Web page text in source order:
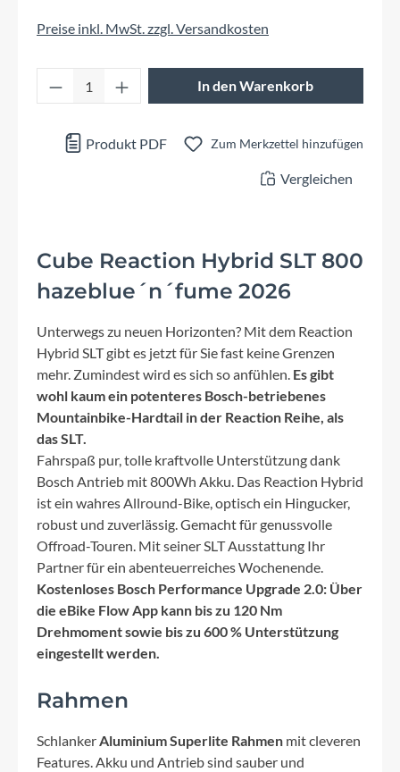
Preise inkl. MwSt. zzgl. Versandkosten
Produkt Anzahl: Gib den gewünschten
In den Warenkorb
Produkt PDF Zum Merkzettel hinzufügen
Vergleichen
Cube Reaction Hybrid SLT 800
hazeblue´n´fume 2026
Unterwegs zu neuen Horizonten? Mit dem Reaction
Hybrid SLT gibt es jetzt für Sie fast keine Grenzen
mehr. Zumindest wird es sich so anfühlen. Es gibt
wohl kaum ein potenteres Bosch-betriebenes
Mountainbike-Hardtail in der Reaction Reihe, als
das SLT.
Fahrspaß pur, tolle kraftvolle Unterstützung dank
Bosch Antrieb mit 800Wh Akku. Das Reaction Hybrid
ist ein wahres Allround-Bike, optisch ein Hingucker,
robust und zuverlässig. Gemacht für genussvolle
Offroad-Touren. Mit seiner SLT Ausstattung Ihr
Partner für ein abenteuerreiches Wochenende.
Kostenloses Bosch Performance Upgrade 2.0: Über
die eBike Flow App kann bis zu 120 Nm
Drehmoment sowie bis zu 600 % Unterstützung
eingestellt werden.
Rahmen
SchlankerAluminium Superlite Rahmen mit cleveren
Features. Akku und Antrieb sind sauber und